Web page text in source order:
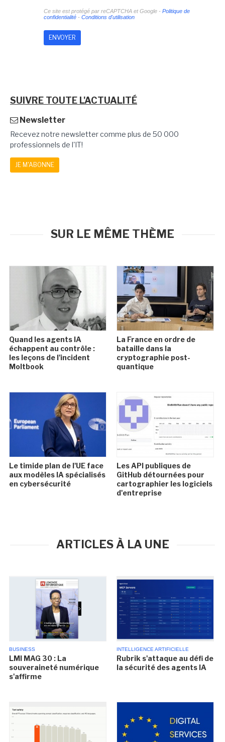
Ce site est protégé par reCAPTCHA et Google - Politique de
confidentialité- Conditions d'utilisation
SUIVRE TOUTE L'ACTUALITÉ
Newsletter
Recevez notre newsletter comme plus de 50 000
professionnels de l'IT!
JE M'ABONNE
SUR LE MÊME THÈME
Quand les agents IA
échappent au contrôle :
les leçons de l'incident
Moltbook
La France en ordre de
bataille dans la
cryptographie post-
quantique
Le timide plan de l'UE face
aux modèles IA spécialisés
en cybersécurité
Les API publiques de
GitHub détournées pour
cartographier les logiciels
d'entreprise
ARTICLES À LA UNE
BUSINESS
LMI MAG 30 : La
souveraineté numérique
s'affirme
INTELLIGENCE ARTIFICIELLE
Rubrik s'attaque au défi de
la sécurité des agents IA